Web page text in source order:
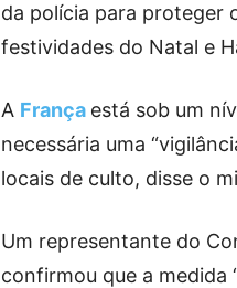
da polícia para proteger
festividades do Natal e
A França está sob um
necessária uma
locais de culto, disse o
Um representante do
confirmou que a medida